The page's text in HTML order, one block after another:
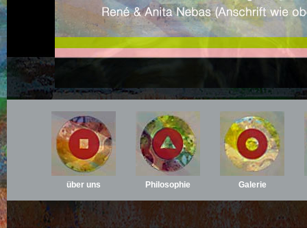
über uns Philosophie Galerie